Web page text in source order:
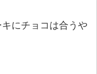
にチョコは合うや